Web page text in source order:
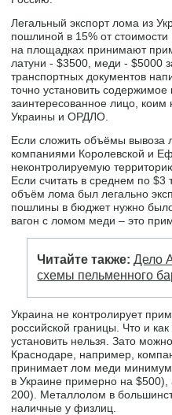
Легальный экспорт лома из
пошлиной в 15% от
на площадках принимают
латуни - $3500, меди - $5000
транспортных документов
точно установить
заинтересованное лицо, коим
Украины и ОРДЛО.
Если сложить объёмы вывоза
компаниями Королевской и
неконтролируемую
Если считать в среднем по $3
объём лома был легально
пошлины в бюджет нужно
вагон с ломом меди – это
Читайте также: Дело
схемы пельменного
Украина не контролирует
российской границы. Что и как
установить нельзя. Зато
Краснодаре, например,
принимает лом меди
в Украине примерно на
200). Металлолом в
наличные у физлиц.